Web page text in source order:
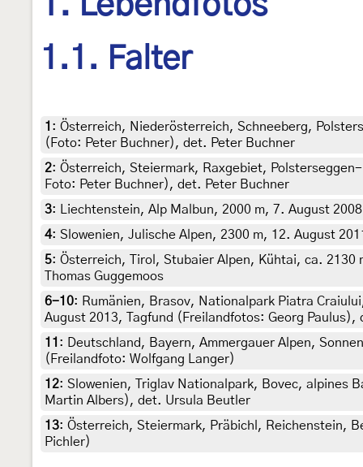
1.1. Falter
1 : Österreich, Niederösterreich, Schneeberg,
(Foto: Peter Buchner), det. Peter Buchner
2: Österreich, Steiermark, Raxgebiet,
Foto: Peter Buchner), det. Peter Buchner
3:
Liechtenstein, Alp Malbun, 2000 m, 7. August
4: Slowenien, Julische Alpen, 2300 m, 12. August
5: Österreich, Tirol, Stubaier Alpen, Kühtai, ca.
Thomas Guggemoos
6-10: Rumänien, Brasov, Nationalpark Piatra
August 2013, Tagfund (Freilandfotos: Georg Paulus),
11 :
Deutschland, Bayern, Ammergauer Alpen,
(Freilandfoto: Wolfgang Langer)
12: Slowenien, Triglav Nationalpark, Bovec, alpines
Martin Albers), det. Ursula Beutler
13: Österreich, Steiermark, Präbichl, Reichenstein,
Pichler)